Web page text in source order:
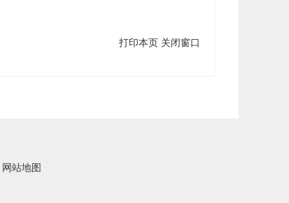
打印本页 关闭窗口
网站地图